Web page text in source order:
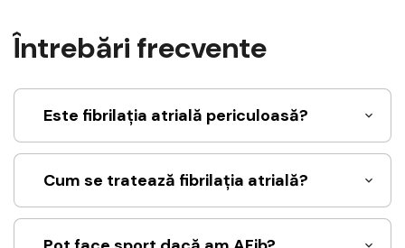
Întrebări frecvente
Este fibrilația atrială periculoasă?
Cum se tratează fibrilația atrială?